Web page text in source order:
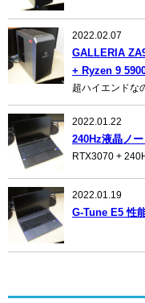
2022.02.07
GALLERIA
+ Ryzen 9
超ハイエンドな
2022.01.22
240Hz液晶ノ
RTX3070 +
2022.01.19
G-Tune E5 性